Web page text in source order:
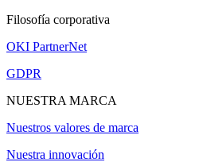
Filosofía corporativa
OKI PartnerNet
GDPR
NUESTRA MARCA
Nuestros valores de marca
Nuestra innovación